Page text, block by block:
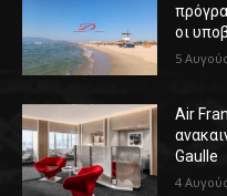
οι
5
Air
Gaulle
4